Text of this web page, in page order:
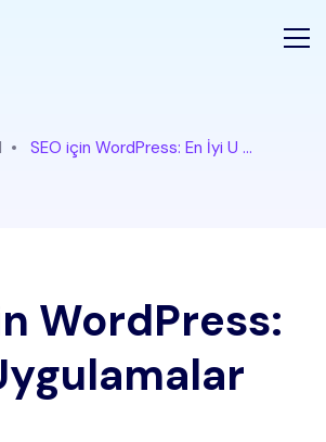
SEO için WordPress: En İyi U ...
WordPress: